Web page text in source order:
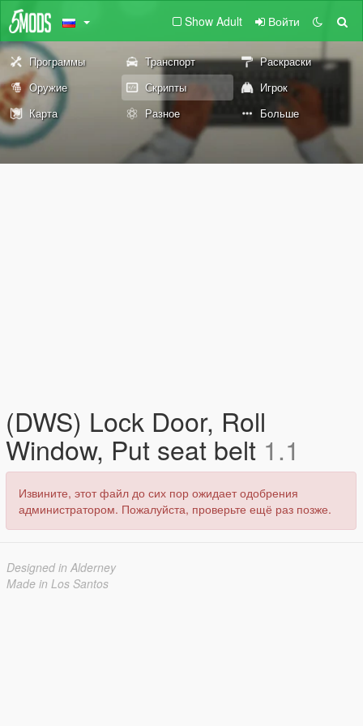
Show Adult Войти
Программы Транспорт
Раскраски
Оружие
Скрипты
Игрок
Карта
Разное Больше
(DWS) Lock Door, Roll
Window, Put seat belt 1.1
Извините, этот файл до сих пор ожидает одобрения
администратором. Пожалуйста, проверьте ещё раз позже.
Designed in Alderney
Made in Los Santos